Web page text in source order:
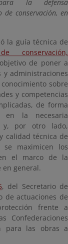
la defensa
conservación, en
la guía técnica de
conservación,
de poner a
y administraciones
sobre
y competencias
de forma
en la necesaria
y, por otro lado,
calidad técnica de
maximicen los
el marco de la
general.
, del Secretario de
de actuaciones de
frente a
Confederaciones
para las obras a